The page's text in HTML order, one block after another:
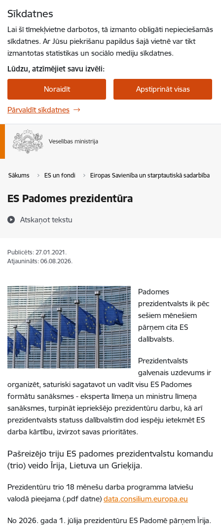
Sīkdatnes
Lai šī tīmekļvietne darbotos, tā izmanto obligāti nepieciešamās
sīkdatnes. Ar Jūsu piekrišanu papildus šajā vietnē var tikt
izmantotas statistikas un sociālo mediju sīkdatnes.
Lūdzu, atzīmējiet savu izvēli:
Noraidīt Apstiprināt visas
Pārvaldīt sīkdatnes
Sākums ES un fondi Eiropas Savienība un starptautiskā sadarbība
ES Padomes prezidentūra
Atskaņot tekstu
Publicēts: 27.01.2021.
Atjaunināts: 06.08.2026.
Padomes
prezidentvalsts ik pēc
sešiem mēnešiem
pārņem cita ES
dalībvalsts.
Prezidentvalsts
galvenais uzdevums ir
organizēt, saturiski sagatavot un vadīt visu ES Padomes
formātu sanāksmes - eksperta līmeņa un ministru līmeņa
sanāksmes, turpināt iepriekšējo prezidentūru darbu, kā arī
prezidentvalsts statuss dalībvalstīm dod iespēju ietekmēt ES
darba kārtību, izvirzot savas prioritātes.
Pašreizējo triju ES padomes prezidentvalstu komandu
(trio) veido Īrija, Lietuva un Grieķija.
Prezidentūru trio 18 mēnešu darba programma latviešu
valodā pieejama (.pdf datne) data.consilium.europa.eu
No 2026. gada 1. jūlija prezidentūru ES Padomē pārņem Īrija.